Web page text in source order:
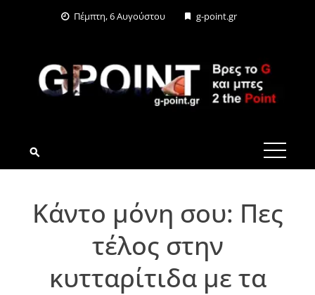
Πέμπτη, 6 Αυγούστου g-point.gr
G-POINT.GR
Κάντο μόνη σου: Πες
τέλος στην
κυτταρίτιδα με τα